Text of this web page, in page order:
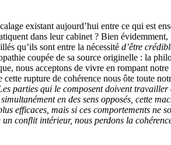
existant aujourd’hui entre ce qui est
dans leur cabinet ? Bien
qu’ils sont entre la nécessité d’être
coupée de sa source originelle : la
nous acceptons de vivre en rompant
rupture de cohérence nous ôte toute
parties qui le composent doivent
en des sens opposés, cette
efficaces, mais si ces comportements ne
conflit intérieur, nous perdons la